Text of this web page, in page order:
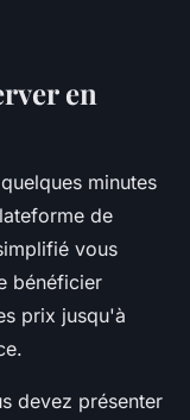
en
minutes
de
vous
bénéficier
prix jusqu'à
devez présenter